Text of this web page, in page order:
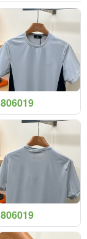
806019
806019